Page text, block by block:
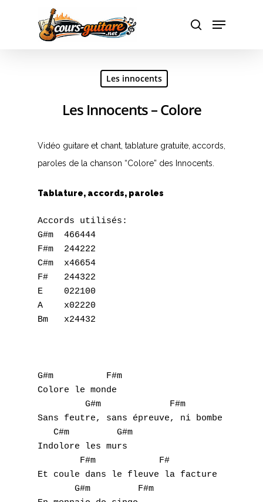
Hit enter to search or ESC to close
Les innocents
Les Innocents – Colore
Vidéo guitare et chant, tablature gratuite, accords,
paroles de la chanson “Colore” des Innocents.
Tablature, accords, paroles
Accords utilisés:
G#m  466444
F#m  244222
C#m  x46654
F#   244322
E    022100
A    x02220
Bm   x24432
G#m          F#m
Colore le monde
         G#m             F#m
Sans feutre, sans épreuve,
   C#m         G#m
Indolore les murs
        F#m            F#
Et coule dans le fleuve la facture
       G#m         F#m
A